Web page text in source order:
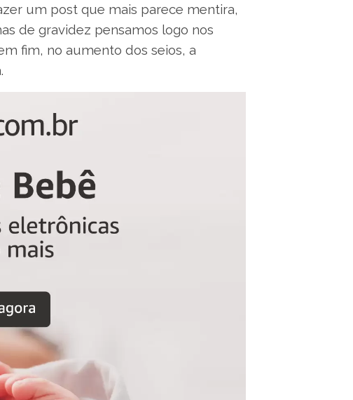
um post que mais parece mentira,
de gravidez pensamos logo nos
fim, no aumento dos seios, a